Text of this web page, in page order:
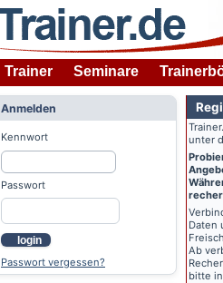
Trainer Seminare
Anmelden
Kennwort
Passwort
login
Passwort vergessen?
unter
Daten
Ab
bitte